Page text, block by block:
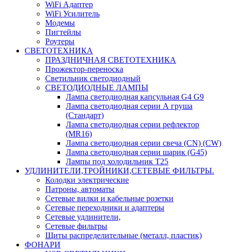
WiFi Адаптер
WiFi Усилитель
Модемы
Пигтейлы
Роутеры
СВЕТОТЕХНИКА
ПРАЗДНИЧНАЯ СВЕТОТЕХНИКА
Прожектор-переноска
Светильник светодиодный
СВЕТОДИОДНЫЕ ЛАМПЫ
Лампа светодиодная капсульная G4 G9
Лампа светодиодная серии А груша
(Стандарт)
Лампа светодиодная серии рефлектор
(MR16)
Лампа светодиодная серии свеча (CN) (CW)
Лампа светодиодная серии шарик (G45)
Лампы под холодильник T25
УДЛИНИТЕЛИ,ТРОЙНИКИ,СЕТЕВЫЕ ФИЛЬТРЫ.
Колодки электрические
Патроны, автоматы
Сетевые вилки и кабельные розетки
Сетевые переходники и адаптеры
Сетевые удлинители,
Сетевые фильтры
Щиты распределительные (металл, пластик)
ФОНАРИ